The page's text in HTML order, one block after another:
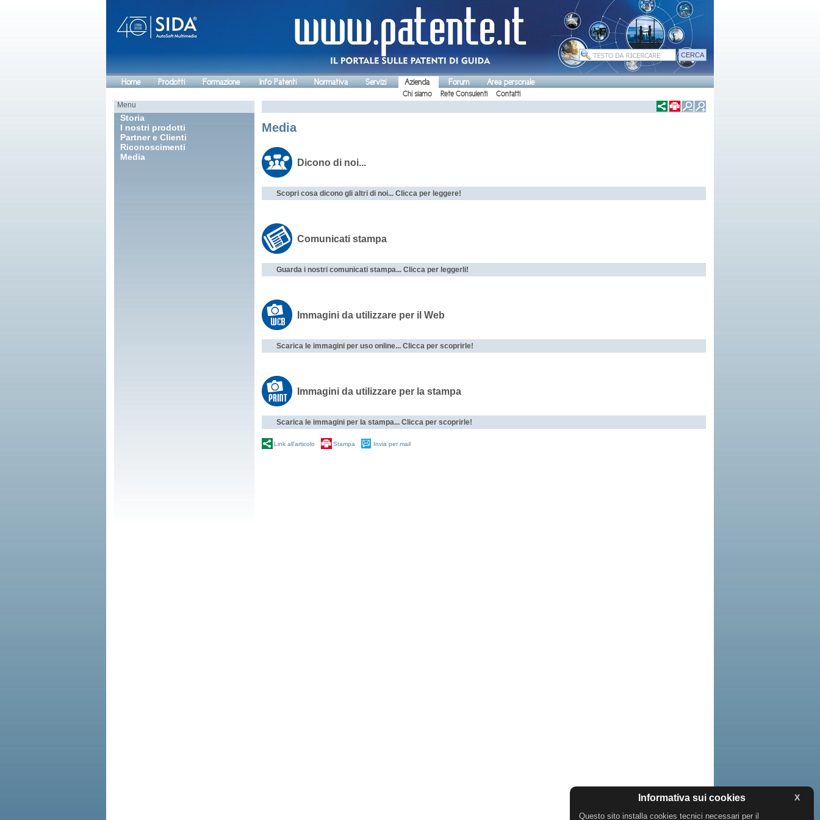
Home Prodotti Formazione Info Patenti Normativa Servizi Azienda Forum Area personale
Chi siamo Rete Consulenti
Contatti
Menu
Storia
I nostri prodotti
Partner e Clienti
Riconoscimenti
Media
Media
Dicono di noi...
Scopri cosa dicono gli altri di noi... Clicca per leggere!
Comunicati stampa
Guarda i nostri comunicati stampa... Clicca per leggerli!
Immagini da utilizzare per il Web
Scarica le immagini per uso online... Clicca per scoprirle!
Immagini da utilizzare per la stampa
Scarica le immagini per la stampa... Clicca per scoprirle!
Link all'articolo Stampa Invia per mail
Informativa sui cookies X
Questo sito installa cookies tecnici necessari per il